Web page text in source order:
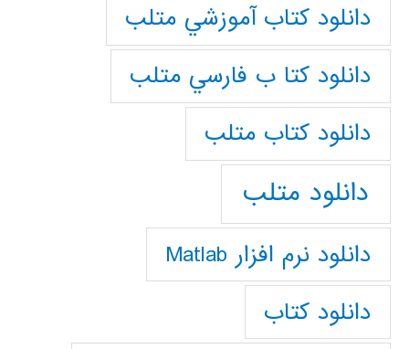
دانلود كتاب آموزشي متلب
دانلود كتا ب فارسي متلب
دانلود كتاب متلب
دانلود متلب
دانلود نرم افزار Matlab
دانلود کتاب